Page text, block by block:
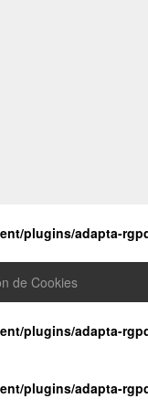
plugins/adapta-
de Cookies
plugins/adapta-
plugins/adapta-